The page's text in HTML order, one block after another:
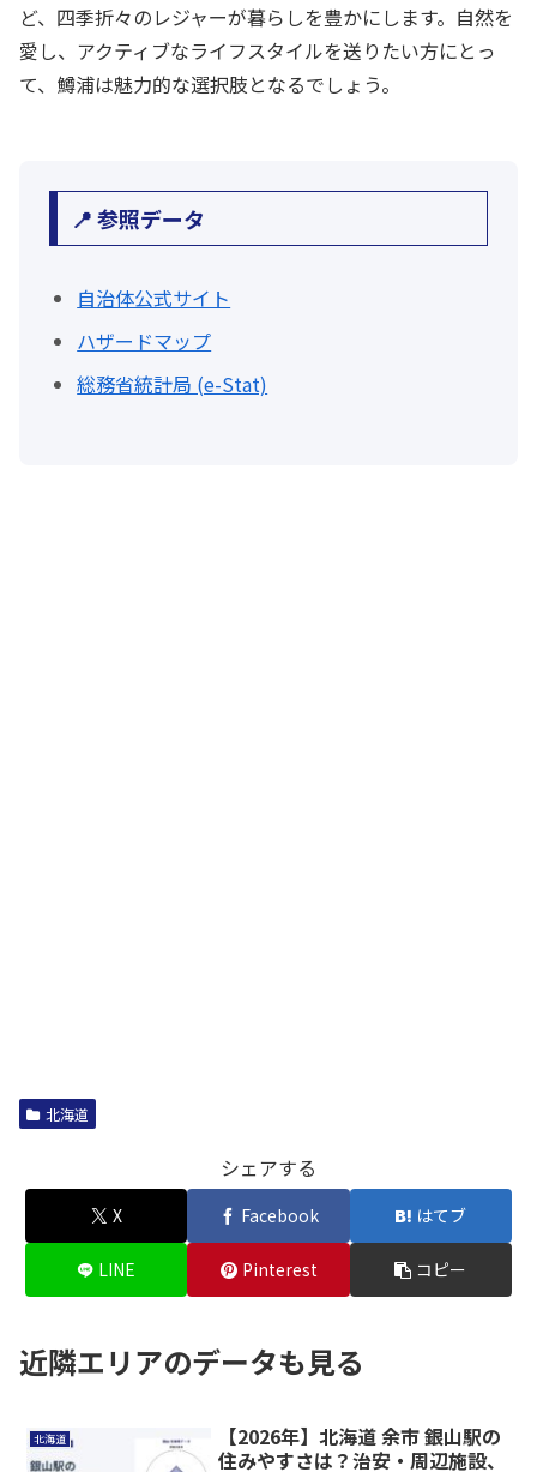
ど、四季折々のレジャーが暮らしを豊かにします。自然を
愛し、アクティブなライフスタイルを送りたい方にとっ
て、鱒浦は魅力的な選択肢となるでしょう。
📍 参照データ
自治体公式サイト
ハザードマップ
総務省統計局 (e-Stat)
北海道
シェアする
X Facebook はてブ
LINE Pinterest コピー
近隣エリアのデータも見る
北海道
【2026年】北海道 余市 銀山駅の
住みやすさは？治安・周辺施設、